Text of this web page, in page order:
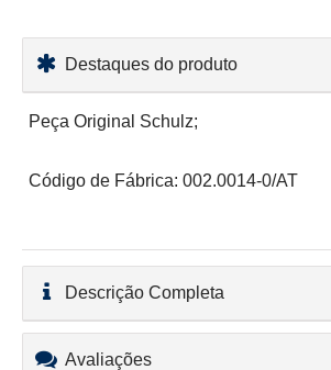
Destaques do produto
Peça Original Schulz;
Código de Fábrica: 002.0014-0/AT
Descrição Completa
Avaliações